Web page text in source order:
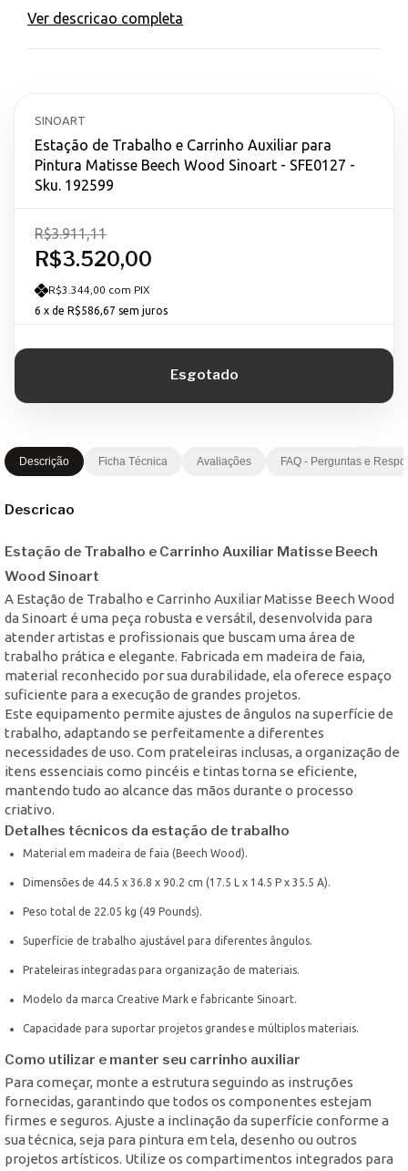
Ver descricao completa
SINOART
Estação de Trabalho e Carrinho Auxiliar para
Pintura Matisse Beech Wood Sinoart - SFE0127 -
Sku. 192599
R$3.520,00
R$3.911,11
R$3.344,00 com PIX
6 x de R$586,67 sem juros
Descrição Ficha Técnica Avaliações FAQ - Perguntas e
Descricao
Estação de Trabalho e Carrinho Auxiliar Matisse Beech
Wood Sinoart
A Estação de Trabalho e Carrinho Auxiliar Matisse Beech Wood
da Sinoart é uma peça robusta e versátil, desenvolvida para
atender artistas e profissionais que buscam uma área de
trabalho prática e elegante. Fabricada em madeira de faia,
material reconhecido por sua durabilidade, ela oferece espaço
suficiente para a execução de grandes projetos.
Este equipamento permite ajustes de ângulos na superfície de
trabalho, adaptando se perfeitamente a diferentes
necessidades de uso. Com prateleiras inclusas, a organização de
itens essenciais como pincéis e tintas torna se eficiente,
mantendo tudo ao alcance das mãos durante o processo
criativo.
Detalhes técnicos da estação de trabalho
Material em madeira de faia (Beech Wood).
Dimensões de 44.5 x 36.8 x 90.2 cm (17.5 L x 14.5 P x 35.5 A).
Peso total de 22.05 kg (49 Pounds).
Superfície de trabalho ajustável para diferentes ângulos.
Prateleiras integradas para organização de materiais.
Modelo da marca Creative Mark e fabricante Sinoart.
Capacidade para suportar projetos grandes e múltiplos materiais.
Como utilizar e manter seu carrinho auxiliar
Para começar, monte a estrutura seguindo as instruções
fornecidas, garantindo que todos os componentes estejam
firmes e seguros. Ajuste a inclinação da superfície conforme a
sua técnica, seja para pintura em tela, desenho ou outros
projetos artísticos. Utilize os compartimentos integrados para